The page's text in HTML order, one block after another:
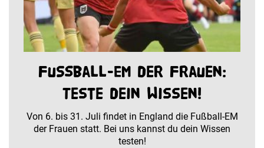
Fußball-EM der Frauen:
Teste dein Wissen!
Von 6. bis 31. Juli findet in England die Fußball-EM
der Frauen statt. Bei uns kannst du dein Wissen
testen!